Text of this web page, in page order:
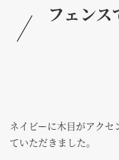
フェン
ネイビーに木目がアク
ていただきました。